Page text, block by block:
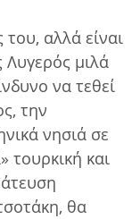
του, αλλά είναι
Λυγερός μιλά
να τεθεί
την
νησιά σε
τουρκική και
θα